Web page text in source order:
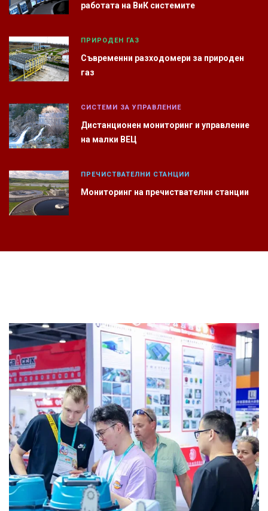
работата на ВиК системите
ПРИРОДЕН ГАЗ
Съвременни разходомери за природен
газ
СИСТЕМИ ЗА УПРАВЛЕНИЕ
Дистанционен мониторинг и управление
на малки ВЕЦ
ПРЕЧИСТВАТЕЛНИ СТАНЦИИ
Мониторинг на пречиствателни станции